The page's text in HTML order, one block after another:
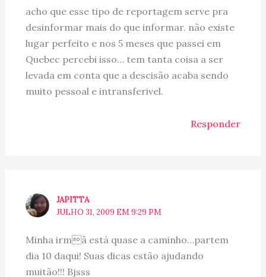
acho que esse tipo de reportagem serve pra
desinformar mais do que informar. não existe
lugar perfeito e nos 5 meses que passei em
Quebec percebi isso… tem tanta coisa a ser
levada em conta que a descisão acaba sendo
muito pessoal e intransferivel.
Responder
JAPITTA
JULHO 31, 2009 EM 9:29 PM
Minha irmã está quase a caminho…partem
dia 10 daqui! Suas dicas estão ajudando
muitão!!! Bjsss